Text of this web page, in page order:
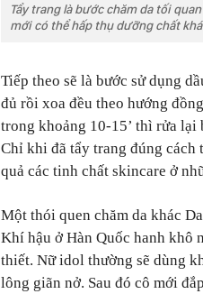
Tẩy trang là bước chăm da tối
mới có thể hấp thụ dưỡng chất
Tiếp theo sẽ là bước sử dụng
đủ rồi xoa đều theo hướng
trong khoảng 10-15’ thì rửa lại
Chỉ khi đã tẩy trang đúng cách
quả các tinh chất skincare ở
Một thói quen chăm da khác
Khí hậu ở Hàn Quốc hanh khô
thiết. Nữ idol thường sẽ dùng
lông giãn nở. Sau đó cô mới